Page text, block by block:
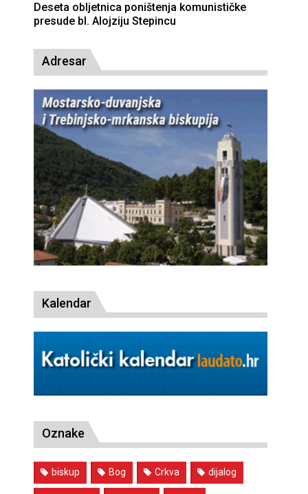
Deseta obljetnica poništenja komunističke
presude bl. Alojziju Stepincu
Adresar
Kalendar
Oznake
biskup Bog Crkva dijalog